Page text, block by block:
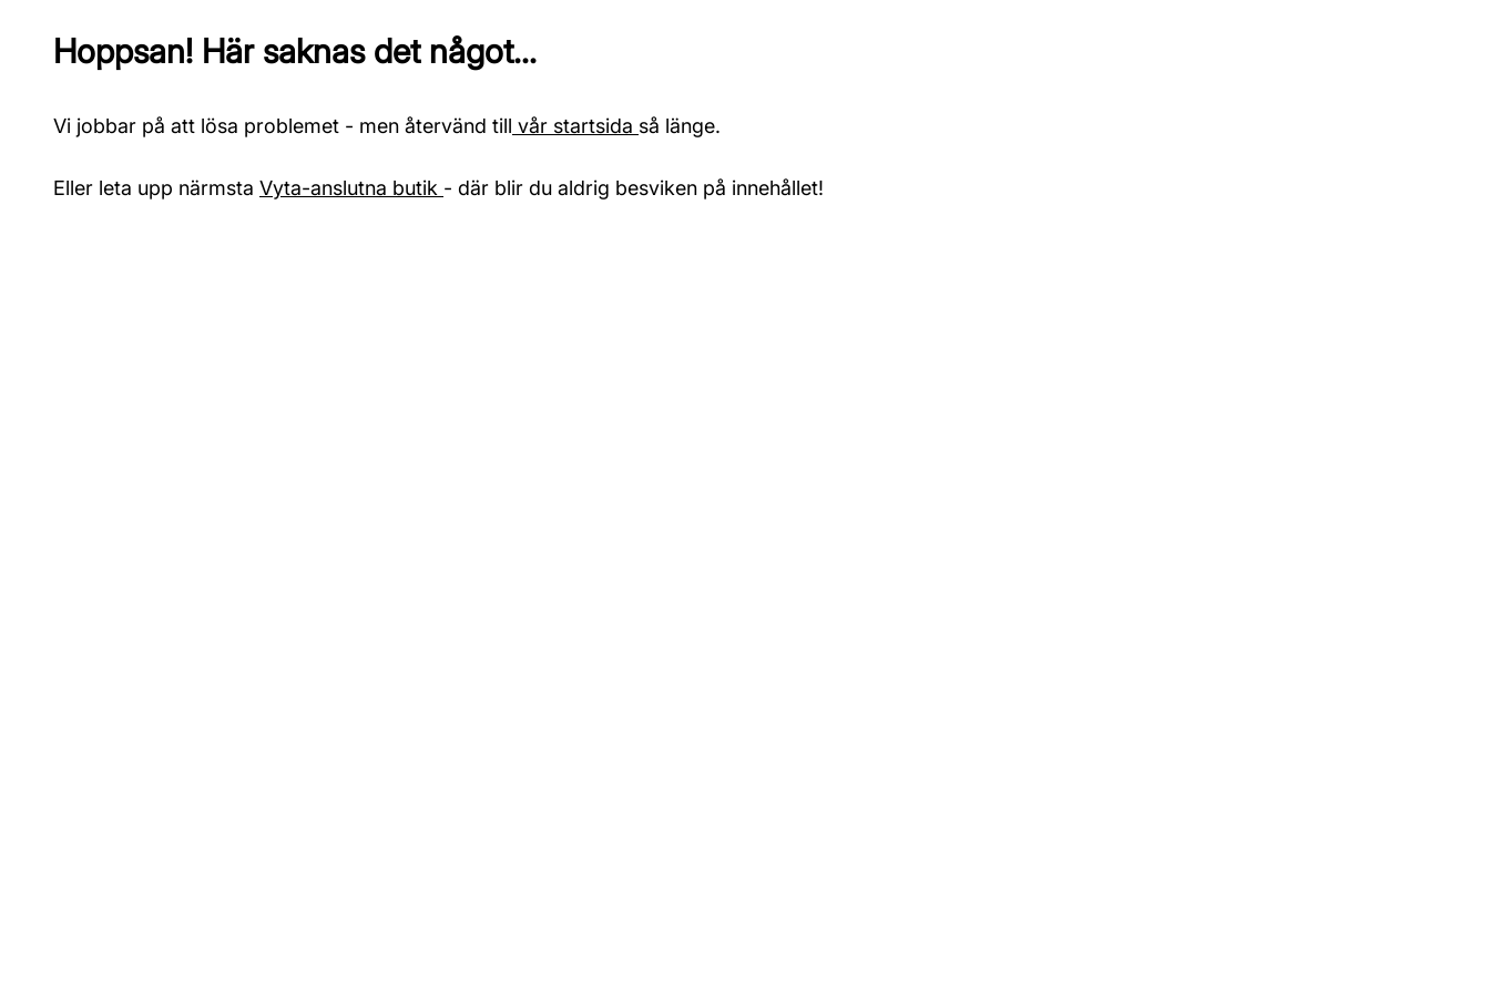
Hoppsan! Här saknas det något...
Vi jobbar på att lösa problemet - men återvänd till vår startsida så länge.
Eller leta upp närmsta Vyta-anslutna butik - där blir du aldrig besviken på innehållet!